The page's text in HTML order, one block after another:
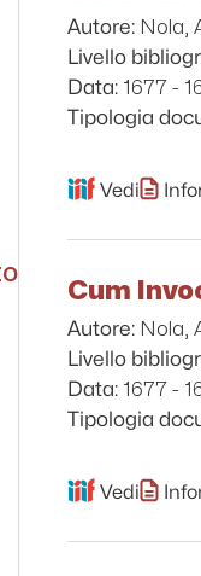
Autore: Nola,
Livello
Data: 1677 -
Tipologia
Vedi
Cum
Autore: Nola,
Livello
Data: 1677 -
Tipologia
Vedi